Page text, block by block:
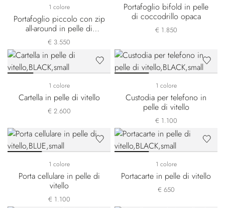
1 colore
Portafoglio piccolo con zip
all-around in pelle di
coccodrillo opaca
€ 3.550
Portafoglio bifold in pelle
di coccodrillo opaca
€ 1.850
1 colore
Cartella in pelle di vitello
€ 2.600
1 colore
Custodia per telefono in
pelle di vitello
€ 1.100
1 colore
Porta cellulare in pelle di
vitello
€ 1.100
1 colore
Portacarte in pelle di vitello
€ 650